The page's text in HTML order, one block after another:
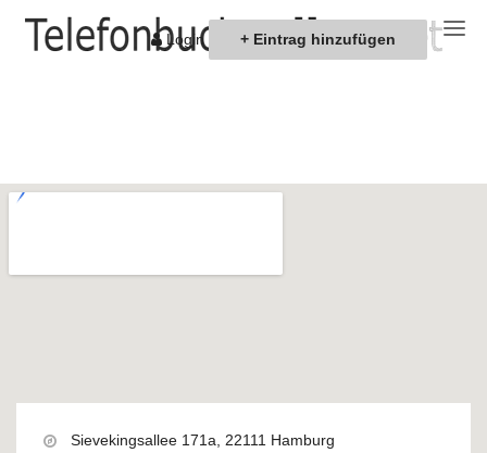
Login + Eintrag hinzufügen
Malereibetrieb GmbH
Sievekingsallee 171a, 22111 Hamburg